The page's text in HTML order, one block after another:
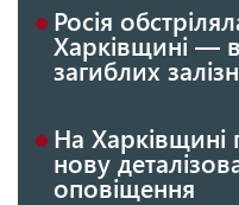
Росія
Харківщині —
загиблих
На Харківщині
нову
оповіщення